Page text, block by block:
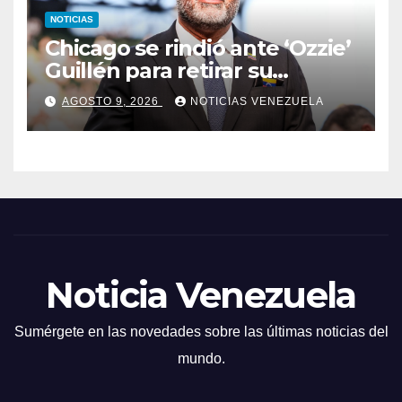
NOTICIAS
Chicago se rindió ante ‘Ozzie’
Guillén para retirar su
número
AGOSTO 9, 2026 NOTICIAS VENEZUELA
Noticia Venezuela
Sumérgete en las novedades sobre las últimas noticias del
mundo.